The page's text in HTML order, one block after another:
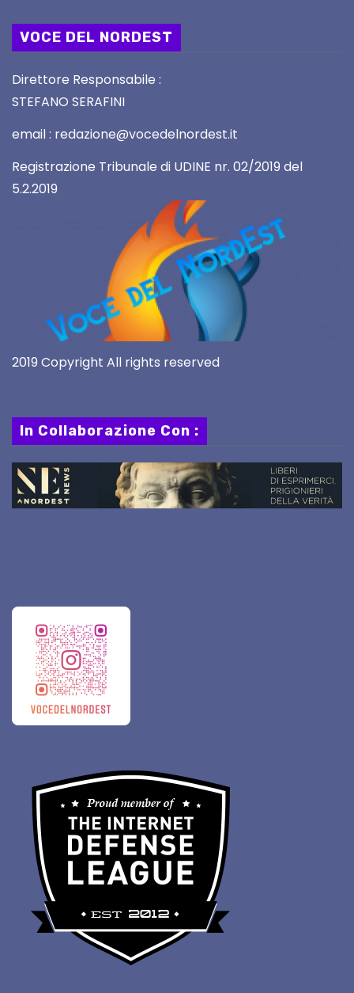
VOCE DEL NORDEST
Direttore Responsabile :
STEFANO SERAFINI
email : redazione@vocedelnordest.it
Registrazione Tribunale di UDINE nr. 02/2019 del
5.2.2019
2019 Copyright All rights reserved
In Collaborazione Con :